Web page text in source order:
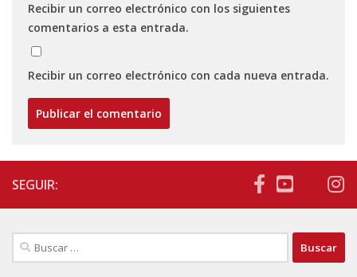
Recibir un correo electrónico con los siguientes
comentarios a esta entrada.
Recibir un correo electrónico con cada nueva entrada.
SEGUIR:
Buscar: